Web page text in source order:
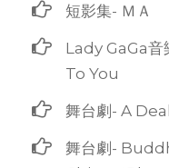
短影集- ＭＡ
Lady GaGa
To You
舞台劇- A Deal
舞台劇-